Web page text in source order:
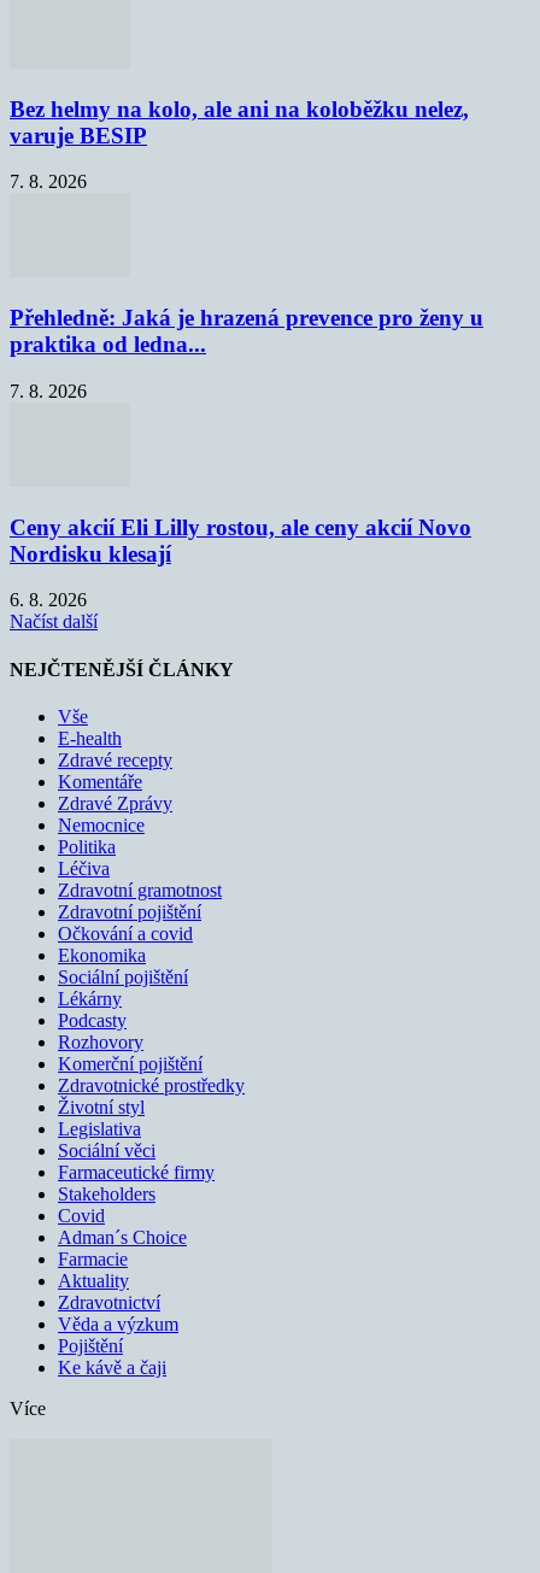
Bez helmy na kolo, ale ani na koloběžku nelez,
varuje BESIP
7. 8. 2026
Přehledně: Jaká je hrazená prevence pro ženy u
praktika od ledna...
7. 8. 2026
Ceny akcií Eli Lilly rostou, ale ceny akcií Novo
Nordisku klesají
6. 8. 2026
Načíst další
NEJČTENĚJŠÍ ČLÁNKY
Vše
E-health
Zdravé recepty
Komentáře
Zdravé Zprávy
Nemocnice
Politika
Léčiva
Zdravotní gramotnost
Zdravotní pojištění
Očkování a covid
Ekonomika
Sociální pojištění
Lékárny
Podcasty
Rozhovory
Komerční pojištění
Zdravotnické prostředky
Životní styl
Legislativa
Sociální věci
Farmaceutické firmy
Stakeholders
Covid
Adman´s Choice
Farmacie
Aktuality
Zdravotnictví
Věda a výzkum
Pojištění
Ke kávě a čaji
Více